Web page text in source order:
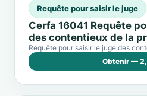
Requête pour saisir le juge
Cerfa 16041 Requête
des contentieux de la
Requête pour saisir le juge des
Obtenir —